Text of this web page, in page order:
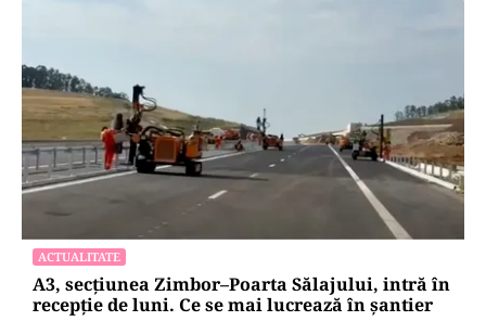
ACTUALITATE
A3, secțiunea Zimbor–Poarta Sălajului, intră în
recepție de luni. Ce se mai lucrează în șantier